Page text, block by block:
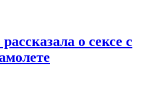
о сексе с